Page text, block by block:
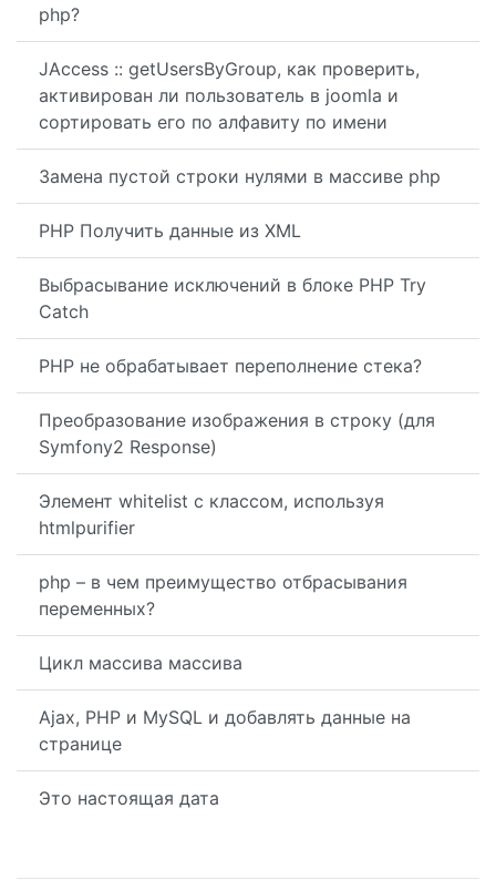
php?
JAccess :: getUsersByGroup, как проверить,
активирован ли пользователь в joomla и
сортировать его по алфавиту по имени
Замена пустой строки нулями в массиве php
PHP Получить данные из XML
Выбрасывание исключений в блоке PHP Try
Catch
PHP не обрабатывает переполнение стека?
Преобразование изображения в строку (для
Symfony2 Response)
Элемент whitelist с классом, используя
htmlpurifier
php – в чем преимущество отбрасывания
переменных?
Цикл массива массива
Ajax, PHP и MySQL и добавлять данные на
странице
Это настоящая дата